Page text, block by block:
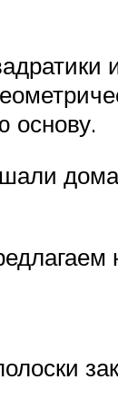
основу.